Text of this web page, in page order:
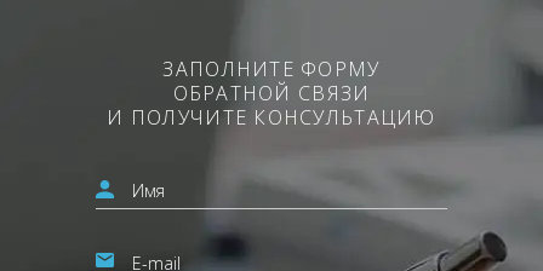
ЗАПОЛНИТЕ ФОРМУ
ОБРАТНОЙ СВЯЗИ
И ПОЛУЧИТЕ КОНСУЛЬТАЦИЮ